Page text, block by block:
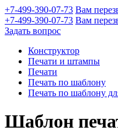
+7-499-390-07-73 Вам
+7-499-390-07-73 Вам
Задать вопрос
Конструктор
Печати и штампы
Печати
Печать по шаблону
Печать по шаблону
Шаблон